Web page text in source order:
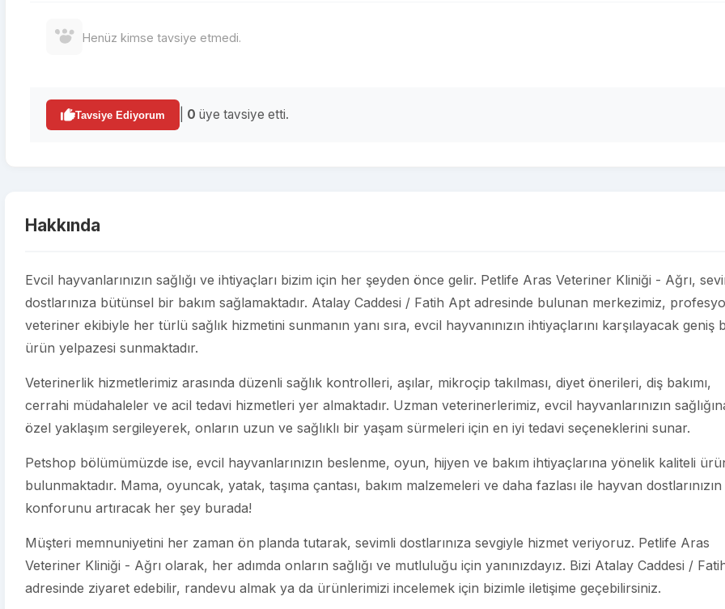
Henüz kimse tavsiye etmedi.
Tavsiye Ediyorum 0 üye tavsiye etti.
Hakkında
Evcil hayvanlarınızın sağlığı ve ihtiyaçları bizim için her şeyden önce gelir. Petlife Aras Veteriner Kliniği - Ağrı,
dostlarınıza bütünsel bir bakım sağlamaktadır. Atalay Caddesi / Fatih Apt adresinde bulunan merkezimiz,
veteriner ekibiyle her türlü sağlık hizmetini sunmanın yanı sıra, evcil hayvanınızın ihtiyaçlarını karşılayacak geniş
ürün yelpazesi sunmaktadır.
Veterinerlik hizmetlerimiz arasında düzenli sağlık kontrolleri, aşılar, mikroçip takılması, diyet önerileri, diş bakımı,
cerrahi müdahaleler ve acil tedavi hizmetleri yer almaktadır. Uzman veterinerlerimiz, evcil hayvanlarınızın
özel yaklaşım sergileyerek, onların uzun ve sağlıklı bir yaşam sürmeleri için en iyi tedavi seçeneklerini sunar.
Petshop bölümümüzde ise, evcil hayvanlarınızın beslenme, oyun, hijyen ve bakım ihtiyaçlarına yönelik kaliteli
bulunmaktadır. Mama, oyuncak, yatak, taşıma çantası, bakım malzemeleri ve daha fazlası ile hayvan dostlarınızın
konforunu artıracak her şey burada!
Müşteri memnuniyetini her zaman ön planda tutarak, sevimli dostlarınıza sevgiyle hizmet veriyoruz. Petlife Aras
Veteriner Kliniği - Ağrı olarak, her adımda onların sağlığı ve mutluluğu için yanınızdayız. Bizi Atalay Caddesi /
adresinde ziyaret edebilir, randevu almak ya da ürünlerimizi incelemek için bizimle iletişime geçebilirsiniz.